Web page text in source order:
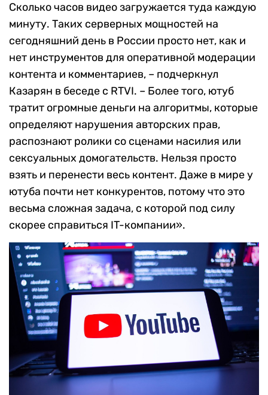
Сколько часов видео загружается туда каждую
минуту. Таких серверных мощностей на
сегодняшний день в России просто нет, как и
нет инструментов для оперативной модерации
контента и комментариев, – подчеркнул
Казарян в беседе с RTVI. – Более того, ютуб
тратит огромные деньги на алгоритмы, которые
определяют нарушения авторских прав,
распознают ролики со сценами насилия или
сексуальных домогательств. Нельзя просто
взять и перенести весь контент. Даже в мире у
ютуба почти нет конкурентов, потому что это
весьма сложная задача, с которой под силу
скорее справиться IT-компании».